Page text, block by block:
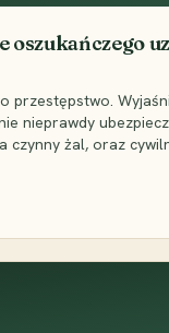
oszukańczego
przestępstwo.
nieprawdy
czynny żal, oraz